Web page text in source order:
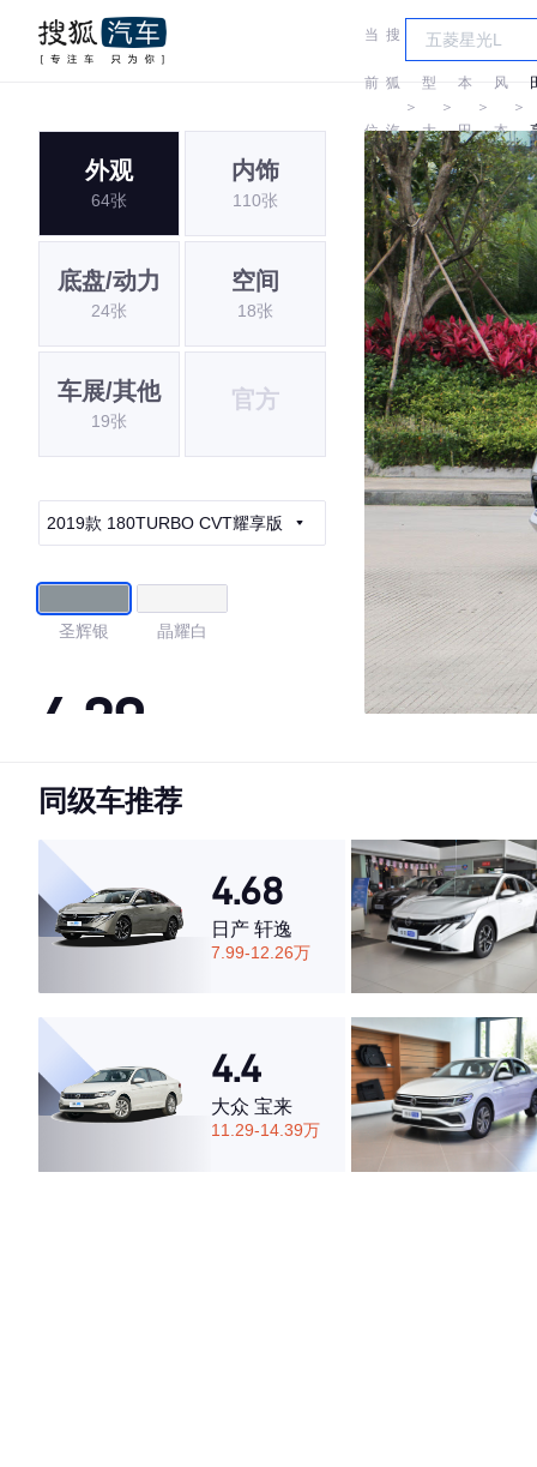
当
前
位
置:
搜
狐
汽
车
＞
车
型
大
全
＞
本
田
＞
东
风
本
田
＞
外观
64张
内饰
110张
底盘/动力
24张
空间
18张
车展/其他
19张
官方
2019款 180TURBO CVT耀享版
圣辉银 晶耀白
4.29
·外观表现一般，低于74%同级车
·空间表现较为优秀，优于90%同级车
同级车推荐
4.68
日产 轩逸
7.99-12.26万
4.4
大众 宝来
11.29-14.39万